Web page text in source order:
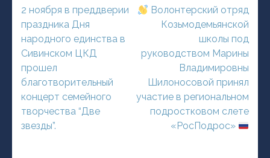
Навигация
по
записям
2 ноября в преддверии
праздника Дня
народного единства в
Сивинском ЦКД
прошел
благотворительный
концерт семейного
творчества “Две
звезды”.
Волонтерский отряд
Козьмодемьянской
школы под
руководством Марины
Владимировны
Шилоносовой принял
участие в региональном
подростковом слете
«РосПодрос»